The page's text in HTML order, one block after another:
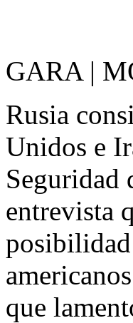
GARA |
Rusia
Unidos e
Seguridad
entrevista
que